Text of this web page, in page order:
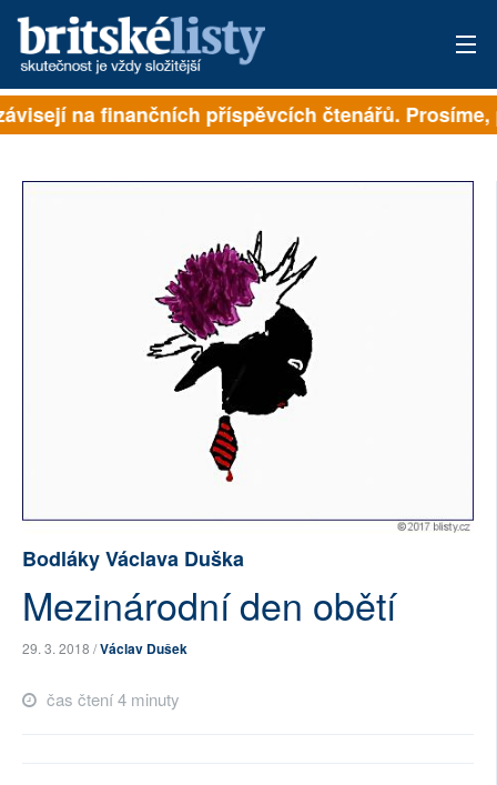
PŘIHLÁSIT
NEJČTENĚJŠÍ ZA 7 DNÍ
SOCIÁLNÍ SÍTĚ
RUBRIKY
PLNÁ VERZE STRÁNEK
na finančních příspěvcích čtenářů. Prosíme,
Bodláky Václava Duška
Mezinárodní den obětí
29. 3. 2018 /Václav Dušek
čas čtení 4 minuty